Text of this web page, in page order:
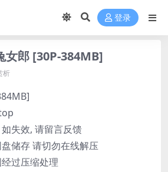
登录
女郎 [30P-384MB]
析
失效, 请留言反馈
储存 请切勿在线解压
过压缩处理